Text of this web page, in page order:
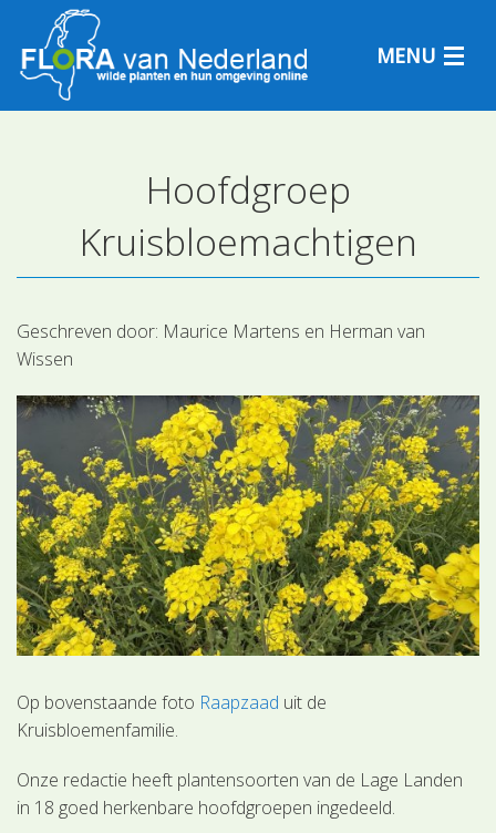
MENU
Plantensoorten
Determineren
Hoofdgroep
Kruisbloemachtigen
Geschreven door: Maurice Martens en Herman van
Wissen
Op bovenstaande foto Raapzaad uit de
Kruisbloemenfamilie.
Onze redactie heeft plantensoorten van de Lage Landen
in 18 goed herkenbare hoofdgroepen ingedeeld.